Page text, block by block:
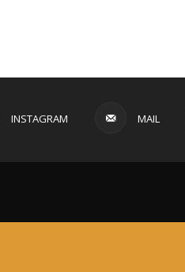
INSTAGRAM MAIL